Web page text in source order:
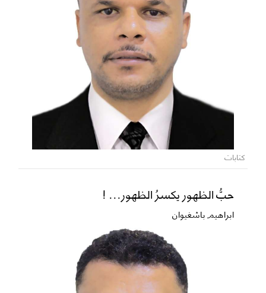
كتابات
حبُّ الظهور يكسرُ الظهور... !
ابراهيم باشغيوان